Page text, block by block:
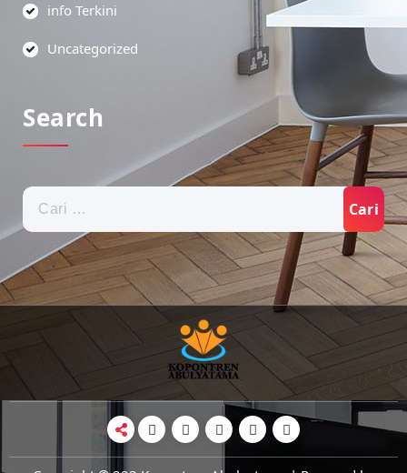
info Terkini
Uncategorized
Search